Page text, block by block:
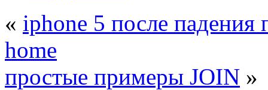
« iphone 5 после падения
home
простые примеры JOIN »